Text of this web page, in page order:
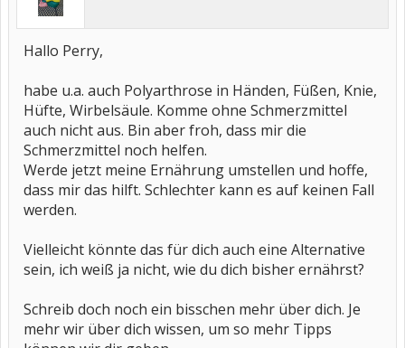
Hallo Perry,
habe u.a. auch Polyarthrose in Händen, Füßen, Knie,
Hüfte, Wirbelsäule. Komme ohne Schmerzmittel
auch nicht aus. Bin aber froh, dass mir die
Schmerzmittel noch helfen.
Werde jetzt meine Ernährung umstellen und hoffe,
dass mir das hilft. Schlechter kann es auf keinen Fall
werden.
Vielleicht könnte das für dich auch eine Alternative
sein, ich weiß ja nicht, wie du dich bisher ernährst?
Schreib doch noch ein bisschen mehr über dich. Je
mehr wir über dich wissen, um so mehr Tipps